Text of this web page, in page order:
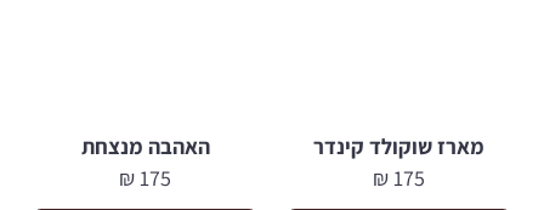
מארז שוקולד קינדר
175
₪
האהבה מנצחת
175
₪